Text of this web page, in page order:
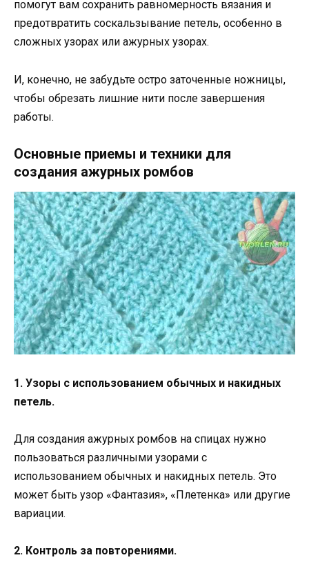
помогут вам сохранить равномерность вязания и
предотвратить соскальзывание петель, особенно в
сложных узорах или ажурных узорах.
И, конечно, не забудьте остро заточенные ножницы,
чтобы обрезать лишние нити после завершения
работы.
Основные приемы и техники для
создания ажурных ромбов
1. Узоры с использованием обычных и накидных
петель.
Для создания ажурных ромбов на спицах нужно
пользоваться различными узорами с
использованием обычных и накидных петель. Это
может быть узор «Фантазия», «Плетенка» или другие
вариации.
2. Контроль за повторениями.